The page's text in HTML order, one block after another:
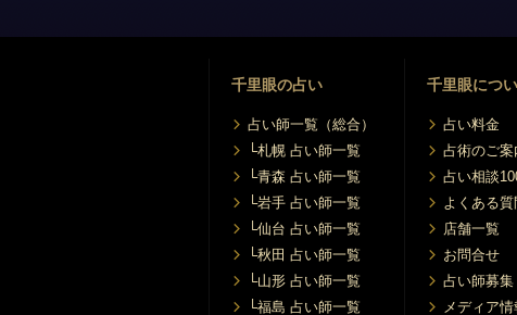
8/29 (土) 12:00〜22:00
【東京 / 新宿東口店】
8/31 (月) 12:00〜22:00
千里眼の占い
占い師一覧（総合）
└札幌 占い師一覧
└青森 占い師一覧
└岩手 占い師一覧
└仙台 占い師一覧
└秋田 占い師一覧
└山形 占い師一覧
└福島 占い師一覧
千里眼につ
占い料金
占術のご案
占い相談
よくある質
店舗一覧
お問合せ
占い師募集
メディア